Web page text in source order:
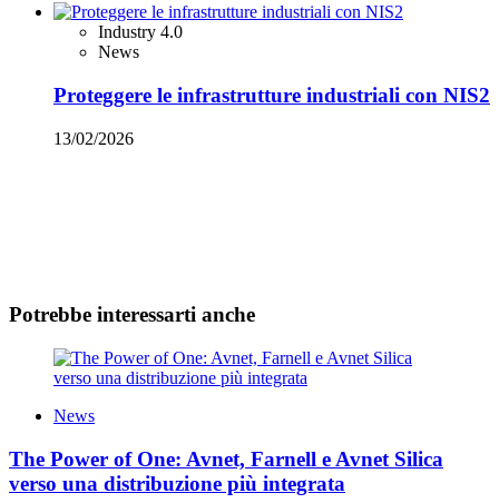
Industry 4.0
News
Proteggere le infrastrutture industriali con NIS2
13/02/2026
Potrebbe interessarti anche
News
The Power of One: Avnet, Farnell e Avnet Silica
verso una distribuzione più integrata